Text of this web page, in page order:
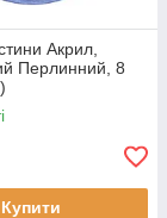
Акрил,
Перлинний, 8
Купити